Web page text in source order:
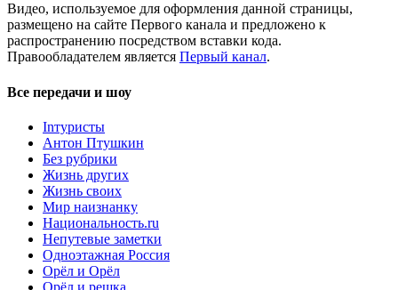
Видео, используемое для оформления данной страницы,
размещено на сайте Первого канала и предложено к
распространению посредством вставки кода.
Правообладателем является Первый канал.
Все передачи и шоу
Inтуристы
Антон Птушкин
Без рубрики
Жизнь других
Жизнь своих
Мир наизнанку
Национальность.ru
Непутевые заметки
Одноэтажная Россия
Орёл и Орёл
Орёл и решка